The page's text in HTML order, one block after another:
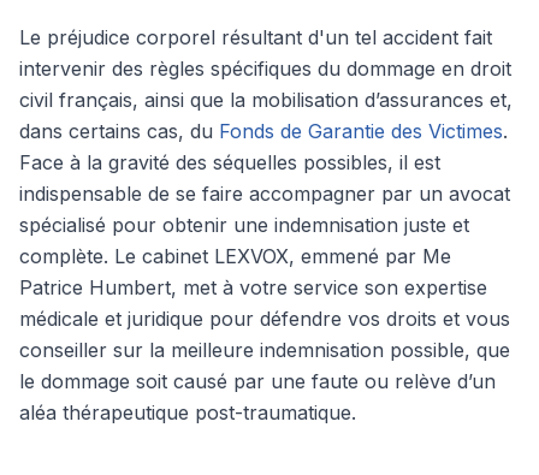
Le préjudice corporel résultant d'un tel accident fait
intervenir des règles spécifiques du dommage en droit
civil français, ainsi que la mobilisation d’assurances et,
dans certains cas, du Fonds de Garantie des Victimes.
Face à la gravité des séquelles possibles, il est
indispensable de se faire accompagner par un avocat
spécialisé pour obtenir une indemnisation juste et
complète. Le cabinet LEXVOX, emmené par Me
Patrice Humbert, met à votre service son expertise
médicale et juridique pour défendre vos droits et vous
conseiller sur la meilleure indemnisation possible, que
le dommage soit causé par une faute ou relève d’un
aléa thérapeutique post-traumatique.